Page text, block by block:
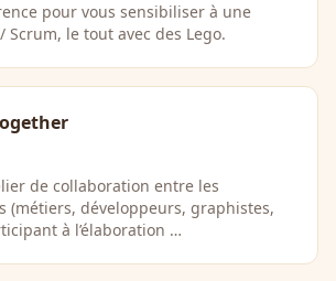
pour vous sensibiliser à une
Scrum, le tout avec des Lego.
de collaboration entre les
(métiers, développeurs, graphistes,
à l’élaboration …